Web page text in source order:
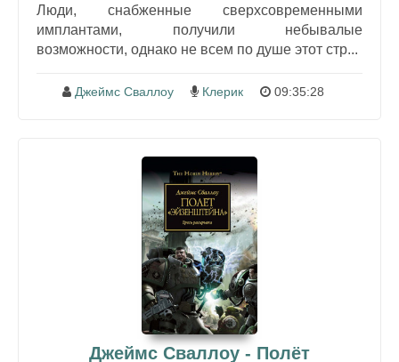
Люди, снабженные сверхсовременными
имплантами, получили небывалые
возможности, однако не всем по душе этот стр...
Джеймс Сваллоу Клерик 09:35:28
Джеймс Сваллоу - Полёт